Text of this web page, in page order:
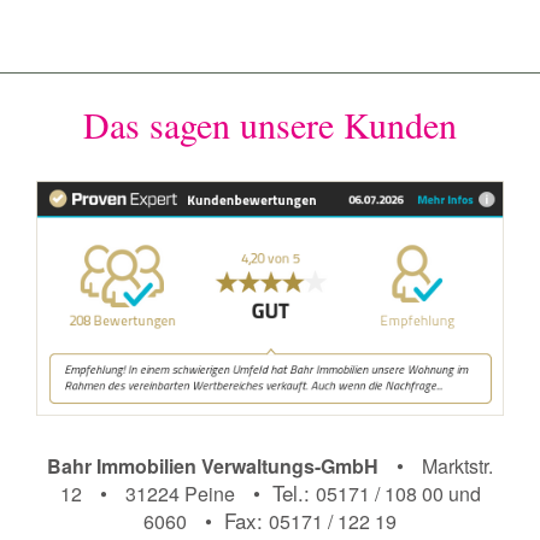
Das sagen unsere Kunden
Bahr Immobilien Verwaltungs-GmbH • Marktstr.
12 • 31224 Peine• Tel.: 05171 / 108 00 und
6060 • Fax: 05171 / 122 19